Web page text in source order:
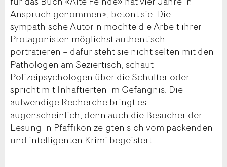
Anspruch genommen», betont sie. Die
sympathische Autorin möchte die Arbeit ihrer
Protagonisten möglichst authentisch
porträtieren – dafür steht sie nicht selten mit den
Pathologen am Seziertisch, schaut
Polizeipsychologen über die Schulter oder
spricht mit Inhaftierten im Gefängnis. Die
aufwendige Recherche bringt es
augenscheinlich, denn auch die Besucher der
Lesung in Pfäffikon zeigten sich vom packenden
und intelligenten Krimi begeistert.